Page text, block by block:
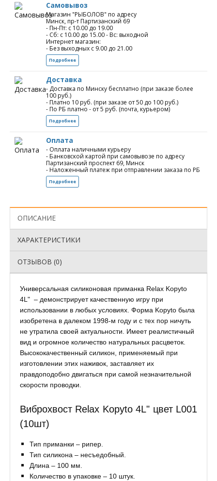
Самовывоз
Магазин "РЫБОЛОВ" по адресу
Минск, пр-т Партизанский 69
- Пн-Пт: с 10.00 до 19.00
- Сб: с 10.00 до 15.00 - Вс: выходной
Интернет магазин:
- Без выходных с 9.00 до 21.00
Подробнее
Доставка
- Доставка по Минску бесплатно (при заказе более
100 руб.)
- Платно 10 руб. (при заказе от 50 до 100 руб.)
- По РБ платно - от 5 руб. (почта, курьером)
Подробнее
Оплата
- Оплата наличными курьеру
- Банковской картой при самовывозе по адресу
Партизанский проспект 69, Минск
- Наложенный платеж при отправлении заказа по РБ
Подробнее
ОПИСАНИЕ
ХАРАКТЕРИСТИКИ
ОТЗЫВОВ (0)
Универсальная силиконовая приманка Relax Kopyto
4L" – демонстрирует качественную игру при
использовании в любых условиях. Форма Kopyto была
изобретена в далеком 1998-м году и с тех пор ничуть
не утратила своей актуальности. Имеет реалистичный
вид и огромное количество натуральных расцветок.
Высококачественный силикон, применяемый при
изготовлении этих наживок, заставляет их
правдоподобно двигаться при самой незначительной
скорости проводки.
Виброхвост Relax Kopyto 4L" цвет L001
(10шт)
Тип приманки – рипер.
Тип силикона – несъедобный.
Длина – 100 мм.
Количество в упаковке – 10 штук.